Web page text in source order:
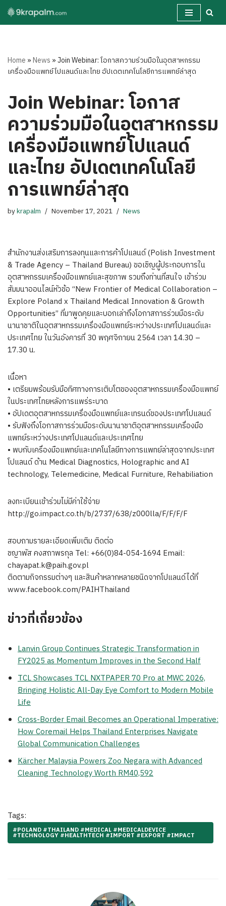
Skip
Home »News »Join Webinar: โอกาสความร่วมมือในอุตสาหกรรม
เครื่องมือแพทย์โปแลนด์และไทย อัปเดตเทคโนโลยีการแพทย์ล่าสุด
Join Webinar: โอกาส
ความร่วมมือในอุตสาหกรรม
เครื่องมือแพทย์โปแลนด์
และไทย อัปเดตเทคโนโลยี
การแพทย์ล่าสุด
bykrapalm November 17, 2021 News
สำนักงานส่งเสริมการลงทุนและการค้าโปแลนด์ (Polish Investment
& Trade Agency – Thailand Bureau) ขอเชิญผู้ประกอบการใน
อุตสาหกรรมเครื่องมือแพทย์และสุขภาพ รวมถึงท่านที่สนใจ เข้าร่วม
สัมมนาออนไลน์หัวข้อ “New Frontier of Medical Collaboration –
Explore Poland x Thailand Medical Innovation & Growth
Opportunities” ที่มาพูดคุยและบอกเล่าถึงโอกาสการร่วมมือระดับ
นานาชาติในอุตสาหกรรมเครื่องมือแพทย์ระหว่างประเทศโปแลนด์และ
ประเทศไทย ในวันอังคารที่ 30 พฤศจิกายน 2564 เวลา 14.30 –
17.30 น.
เนื้อหา
• เตรียมพร้อมรับมือทิศทางการเติบโตของอุตสาหกรรมเครื่องมือแพทย์
ในประเทศไทยหลังการแพร่ระบาด
• อัปเดตอุตสาหกรรมเครื่องมือแพทย์และเทรนด์ของประเทศโปแลนด์
• รับฟังถึงโอกาสการร่วมมือระดับนานาชาติอุตสาหกรรมเครื่องมือ
แพทย์ระหว่างประเทศโปแลนด์และประเทศไทย
• พบกับเครื่องมือแพทย์และเทคโนโลยีทางการแพทย์ล่าสุดจากประเทศ
โปแลนด์ ด้าน Medical Diagnostics, Holographic and AI
technology, Telemedicine, Medical Furniture, Rehabiliation
ลงทะเบียนเข้าร่วมไม่มีค่าใช้จ่าย
http://go.impact.co.th/b/2737/638/z000lla/F/F/F/F
สอบถามรายละเอียดเพิ่มเติม ติดต่อ
ชญาพัส คงสถาพรกุล Tel: +66(0)84-054-1694 Email:
chayapat.k@paih.gov.pl
ติดตามกิจกรรมต่างๆ และสินค้าหลากหลายชนิดจากโปแลนด์ได้ที่
www.facebook.com/PAIHThailand
ข่าวที่เกี่ยวข้อง
Lanvin Group Continues Strategic Transformation in
FY2025 as Momentum Improves in the Second Half
TCL Showcases TCL NXTPAPER 70 Pro at MWC 2026,
Bringing Holistic All-Day Eye Comfort to Modern Mobile
Life
Cross-Border Email Becomes an Operational Imperative:
How Coremail Helps Thailand Enterprises Navigate
Global Communication Challenges
Kärcher Malaysia Powers Zoo Negara with Advanced
Cleaning Technology Worth RM40,592
Tags:
#POLAND #THAILAND #MEDICAL #MEDICALDEVICE
#TECHNOLOGY #HEALTHTECH #IMPORT #EXPORT #IMPACT